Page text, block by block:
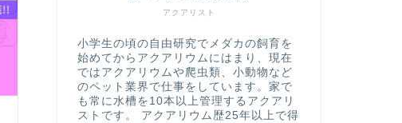
アクアリスト
小学生の頃の自由研究でメダカの飼育を
始めてからアクアリウムにはまり、現在
ではアクアリウムや爬虫類、小動物など
のペット業界で仕事をしています。家で
も常に水槽を10本以上管理するアクアリ
ストです。 アクアリウム歴25年以上で得